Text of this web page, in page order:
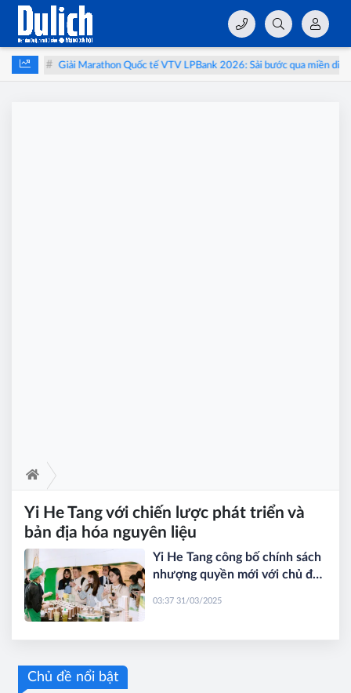
Giải Marathon Quốc tế VTV LPBank 2026: Sải bước qua miền di sản
Yi He Tang với chiến lược phát triển và
bản địa hóa nguyên liệu
Yi He Tang công bố chính sách
nhượng quyền mới với chủ đề
03:37 31/03/2025
Chủ đề nổi bật